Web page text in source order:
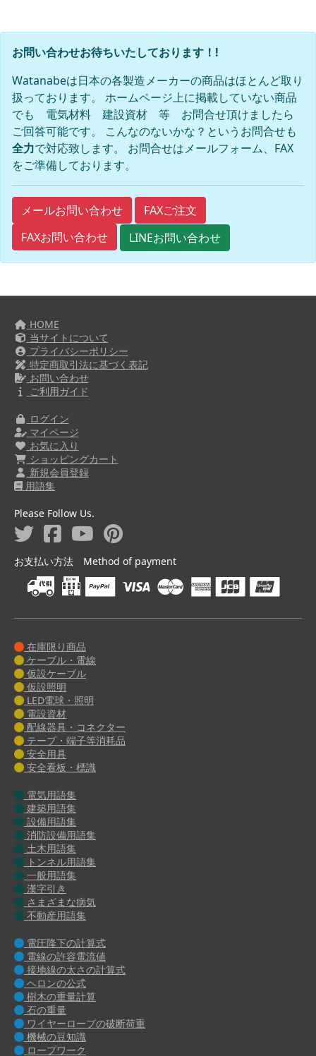
お問い合わせお待ちいたしております！!
Watanabeは日本の各製造メーカーの商品はほとんど取り
扱っております。 ホームページ上に掲載していない商品
でも 電気材料 建設資材 等 お問合せ頂けましたら
ご回答可能です。 こんなのないかな？というお問合せも
全力で対応致します。 お問合せはメールフォーム、FAX
をご準備しております。
メールお問い合わせ
FAXご注文
FAXお問い合わせ
LINEお問い合わせ
HOME
当サイトについて
プライバシーポリシー
特定商取引法に基づく表記
お問い合わせ
ご利用ガイド
ログイン
マイページ
お気に入り
ショッピングカート
新規会員登録
用語集
Please Follow Us.
お支払い方法 Method of payment
在庫限り商品
ケーブル・電線
仮設ケーブル
仮設照明
LED電球・照明
電設資材
配線器具・コネクター
テープ・端子等消耗品
安全用具
安全看板・標識
電気用語集
建築用語集
設備用語集
消防設備用語集
土木用語集
トンネル用語集
一般用語集
漢字引き
さまざまな病気
不動産用語集
電圧降下の計算式
電線の許容電流値
接地線の太さの計算式
ヘロンの公式
樹木の重量計算
石の重量
ワイヤーロープの破断荷重
機械の豆知識
ロープワーク